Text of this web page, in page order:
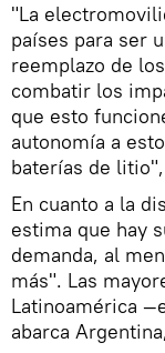
"La
países para ser
reemplazo de
combatir los
que esto
autonomía a
baterías de
En cuanto a la
estima que hay
demanda, al
más". Las
Latinoamérica
abarca